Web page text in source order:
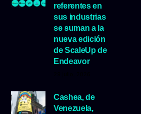
referentes en
sus industrias
se suman a la
nueva edición
de ScaleUp de
Endeavor
Cashea, de
Venezuela,